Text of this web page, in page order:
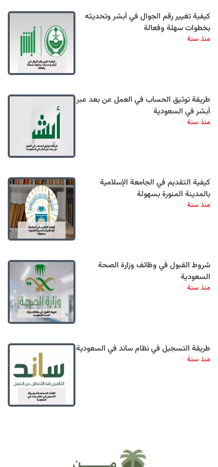
كيفية تغيير رقم الجوال في أبشر وتحديثه
بخطوات سهلة وفعالة
منذ سنة
طريقة توثيق الحساب في العمل عن بعد عبر
أبشر في السعودية
منذ سنة
كيفية التقديم في الجامعة الإسلامية
بالمدينة المنورة بسهولة
منذ سنة
شروط القبول في وظائف وزارة الصحة
السعودية
منذ سنة
طريقة التسجيل في نظام ساند في السعودية
منذ سنة